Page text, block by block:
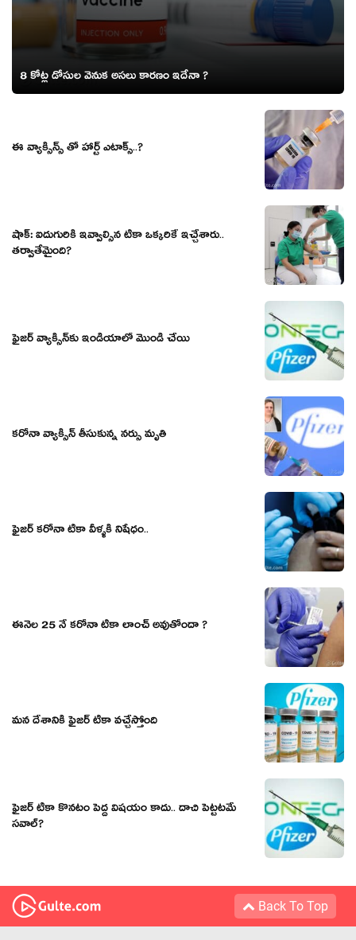
8 కోట్ల డోసుల వెనుక అసలు కారణం ఇదేనా ?
ఈ వ్యాక్సిన్స్ తో హార్ట్ ఎటాక్స్..?
షాక్: ఐదుగురికి ఇవ్వాల్సిన టీకా ఒక్కరికే ఇచ్చేశారు..
తర్వాతేమైంది?
ఫైజర్ వ్యాక్సిన్‌కు ఇండియాలో మొండి చేయి
కరోనా వ్యాక్సిన్ తీసుకున్న నర్సు మృతి
ఫైజర్ కరోనా టీకా వీళ్ళకి నిషేధం..
ఈనెల 25 నే కరోనా టీకా లాంచ్ అవుతోందా ?
మన దేశానికీ ఫైజర్ టీకా వచ్చేస్తోంది
ఫైజర్ టీకా కొనటం పెద్ద విషయం కాదు.. దాచి పెట్టటమే
సవాల్?
Back To Top